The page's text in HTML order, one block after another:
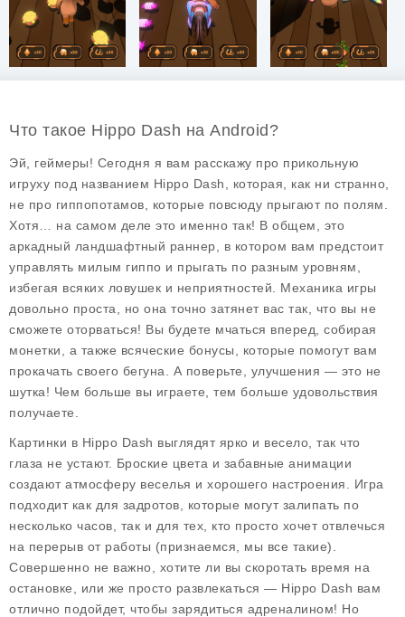
Что такое Hippo Dash на Android?
Эй, геймеры! Сегодня я вам расскажу про прикольную
игруху под названием Hippo Dash , которая, как ни странно,
не про гиппопотамов, которые повсюду прыгают по полям.
Хотя… на самом деле это именно так! В общем, это
аркадный ландшафтный раннер, в котором вам предстоит
управлять милым гиппо и прыгать по разным уровням,
избегая всяких ловушек и неприятностей. Механика игры
довольно проста, но она точно затянет вас так, что вы не
сможете оторваться! Вы будете мчаться вперед, собирая
монетки, а также всяческие бонусы, которые помогут вам
прокачать своего бегуна. А поверьте, улучшения — это не
шутка! Чем больше вы играете, тем больше удовольствия
получаете.
Картинки в Hippo Dash выглядят ярко и весело, так что
глаза не устают. Броские цвета и забавные анимации
создают атмосферу веселья и хорошего настроения. Игра
подходит как для задротов, которые могут залипать по
несколько часов, так и для тех, кто просто хочет отвлечься
на перерыв от работы (признаемся, мы все такие).
Совершенно не важно, хотите ли вы скоротать время на
остановке, или же просто развлекаться — Hippo Dash вам
отлично подойдет, чтобы зарядиться адреналином! Но